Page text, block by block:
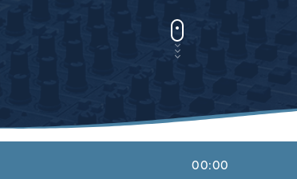
00:00